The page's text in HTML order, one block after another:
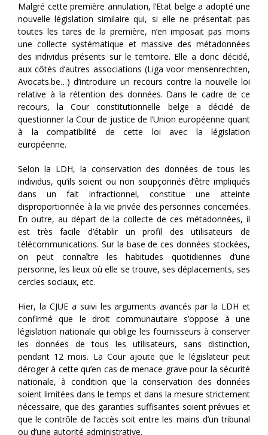
Malgré cette première annulation, l’Etat belge a adopté une
nouvelle législation similaire qui, si elle ne présentait pas
toutes les tares de la première, n’en imposait pas moins
une collecte systématique et massive des métadonnées
des individus présents sur le territoire. Elle a donc décidé,
aux côtés d’autres associations (Liga voor mensenrechten,
Avocats.be…) d’introduire un recours contre la nouvelle loi
relative à la rétention des données. Dans le cadre de ce
recours, la Cour constitutionnelle belge a décidé de
questionner la Cour de justice de l’Union européenne quant
à la compatibilité de cette loi avec la législation
européenne.
Selon la LDH, la conservation des données de tous les
individus, qu’ils soient ou non soupçonnés d’être impliqués
dans un fait infractionnel, constitue une atteinte
disproportionnée à la vie privée des personnes concernées.
En outre, au départ de la collecte de ces métadonnées, il
est très facile d’établir un profil des utilisateurs de
télécommunications. Sur la base de ces données stockées,
on peut connaître les habitudes quotidiennes d’une
personne, les lieux où elle se trouve, ses déplacements, ses
cercles sociaux, etc.
Hier, la CJUE a suivi les arguments avancés par la LDH et
confirmé que le droit communautaire s’oppose à une
législation nationale qui oblige les fournisseurs à conserver
les données de tous les utilisateurs, sans distinction,
pendant 12 mois. La Cour ajoute que le législateur peut
déroger à cette qu’en cas de menace grave pour la sécurité
nationale, à condition que la conservation des données
soient limitées dans le temps et dans la mesure strictement
nécessaire, que des garanties suffisantes soient prévues et
que le contrôle de l’accès soit entre les mains d’un tribunal
ou d’une autorité administrative.